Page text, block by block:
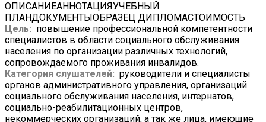
ОПИСАНИЕАННОТАЦИЯУЧЕБНЫЙ
ПЛАНДОКУМЕНТЫОБРАЗЕЦ ДИПЛОМАСТОИМОСТЬ
Цель: повышение профессиональной компетентности
специалистов в области социального обслуживания
населения по организации различных технологий,
сопровождаемого проживания инвалидов.
Категория слушателей: руководители и специалисты
органов административного управления, организаций
социального обслуживания населения, интернатов,
социально-реабилитационных центров,
некоммерческих организаций, а так же лица, имеющие